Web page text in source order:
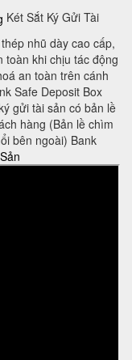
Két Sắt Ký Gửi Tài
nhũ dày cao cấp,
toàn khi chịu tác động
an toàn trên cánh
Safe Deposit Box
gửi tài sản có bản lề
hàng (Bản lề chìm
bên ngoài) Bank